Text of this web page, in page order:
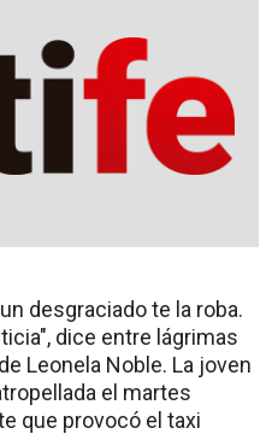
desgraciado te la roba.
dice entre lágrimas
Leonela Noble. La joven
el martes
que provocó el taxi